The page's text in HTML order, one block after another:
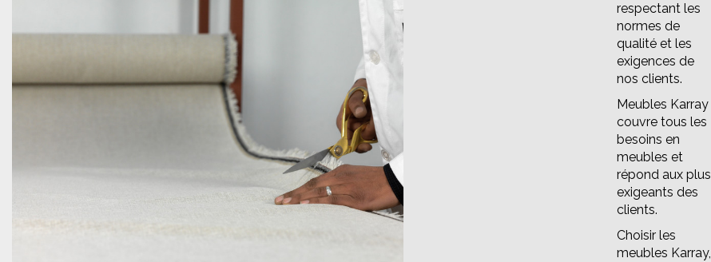
respectant les
normes de
qualité et les
exigences de
nos clients.
Meubles Karray
couvre tous les
besoins en
meubles et
répond aux plus
exigeants des
clients.
Choisir les
meubles Karray,